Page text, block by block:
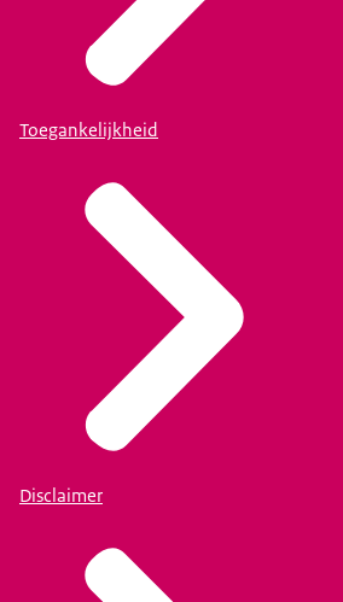
Toegankelijkheid
Disclaimer